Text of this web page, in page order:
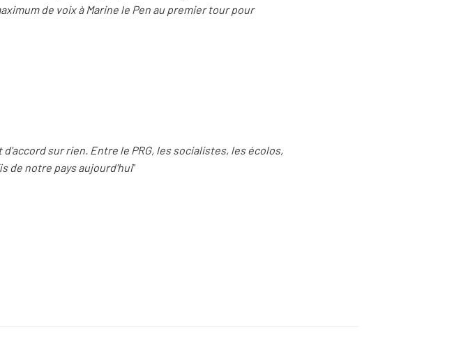
de voix à Marine le Pen au premier tour pour
d'accord sur rien. Entre le PRG, les socialistes, les écolos,
de notre pays aujourd'hui"